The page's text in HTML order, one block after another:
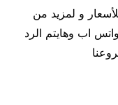
و لمزيد من
اب وهايتم الرد